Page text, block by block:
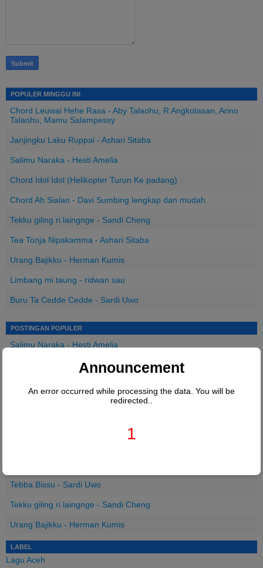
POPULER MINGGU INI
Chord Leuwai Hehe Rasa - Aby Talaohu, R Angkotasan, Arino
Talaohu, Mamu Salampessy
Janjingku Laku Ruppai - Ashari Sitaba
Salimu Naraka - Hesti Amelia
Chord Idol Idol (Helikopter Turun Ke padang)
Chord Ah Sialan - Davi Sumbing lengkap dan mudah
Tekku giling ri laingnge - Sandi Cheng
Tea Tonja Nipakamma - Ashari Sitaba
Urang Bajikku - Herman Kumis
Limbang mi taung - ridwan sau
Buru Ta Cedde Cedde - Sardi Uwo
POSTINGAN POPULER
Salimu Naraka - Hesti Amelia
Chord Idol Idol (Helikopter Turun Ke padang)
Nakku Ri Amma - Ivan Van Houten
Tebba Bissu - Sardi Uwo
Tekku giling ri laingnge - Sandi Cheng
Urang Bajikku - Herman Kumis
LABEL
Lagu Aceh
Announcement
An error occurred while processing the data. You will be
redirected..
1